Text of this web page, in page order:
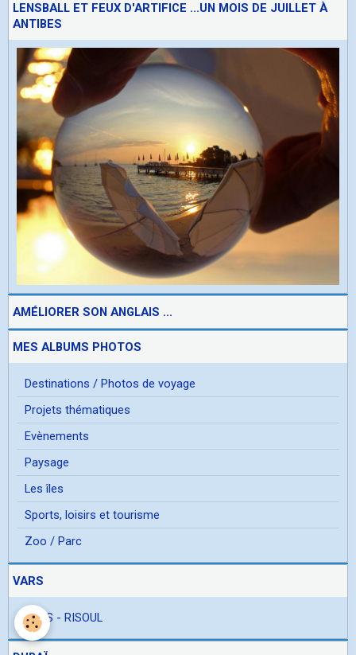
LENSBALL ET FEUX D'ARTIFICE ...UN MOIS DE JUILLET À
ANTIBES
AMÉLIORER SON ANGLAIS ...
MES ALBUMS PHOTOS
Destinations / Photos de voyage
Projets thématiques
Evènements
Paysage
Les îles
Sports, loisirs et tourisme
Zoo / Parc
VARS
VARS - RISOUL